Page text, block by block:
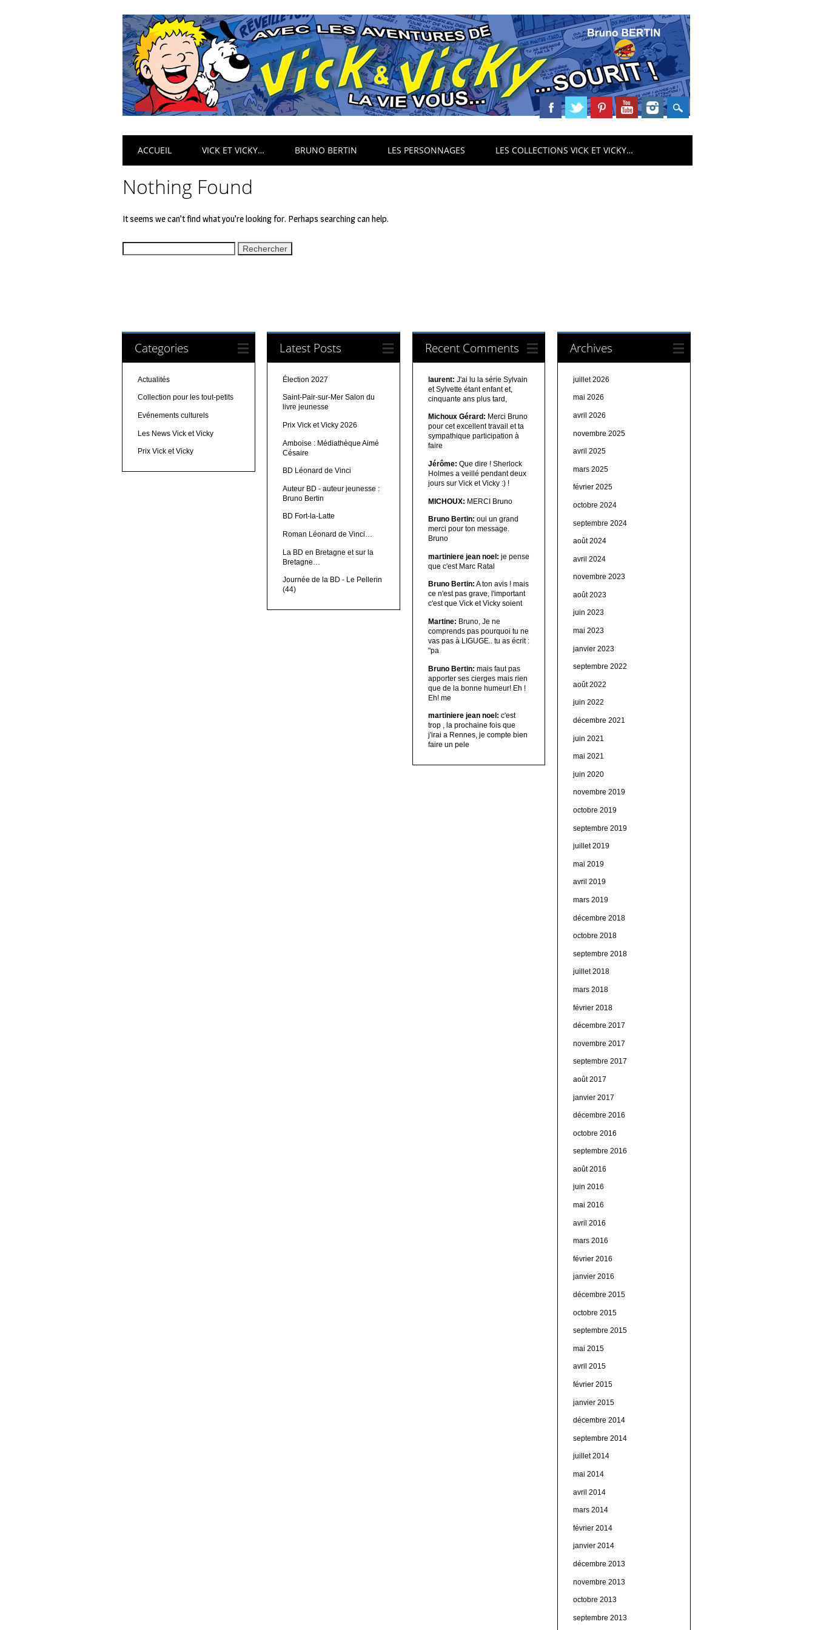
Main menu
ACCUEIL VICK ET VICKY… BRUNO BERTIN LES PERSONNAGES LES COLLECTIONS VICK ET VICKY…
Nothing Found
It seems we can’t find what you’re looking for. Perhaps searching can help.
Categories
Actualités
Collection pour les tout-petits
Evénements culturels
Les News Vick et Vicky
Prix Vick et Vicky
Latest Posts
Élection 2027
Saint-Pair-sur-Mer Salon du
livre jeunesse
Prix Vick et Vicky 2026
Amboise : Médiathèque Aimé
Césaire
BD Léonard de Vinci
Auteur BD - auteur jeunesse :
Bruno Bertin
BD Fort-la-Latte
Roman Léonard de Vinci…
La BD en Bretagne et sur la
Bretagne…
Journée de la BD - Le Pellerin
(44)
Recent Comments
laurent: J'ai lu la série Sylvain
et Sylvette étant enfant et,
cinquante ans plus tard,
Michoux Gérard: Merci Bruno
pour cet excellent travail et ta
sympathique participation à
faire
Jérôme: Que dire ! Sherlock
Holmes a veillé pendant deux
jours sur Vick et Vicky :) !
MICHOUX: MERCI Bruno
Bruno Bertin: oui un grand
merci pour ton message.
Bruno
martiniere jean noel: je pense
que c'est Marc Ratal
Bruno Bertin: A ton avis ! mais
ce n'est pas grave, l'important
c'est que Vick et Vicky soient
Martine: Bruno, Je ne
comprends pas pourquoi tu ne
vas pas à LIGUGE.. tu as écrit :
"pa
Bruno Bertin: mais faut pas
apporter ses cierges mais rien
que de la bonne humeur! Eh !
Eh! me
martiniere jean noel: c'est
trop , la prochaine fois que
j'irai a Rennes, je compte bien
faire un pele
Archives
juillet 2026
mai 2026
avril 2026
novembre 2025
avril 2025
mars 2025
février 2025
octobre 2024
septembre 2024
août 2024
avril 2024
novembre 2023
août 2023
juin 2023
mai 2023
janvier 2023
septembre 2022
août 2022
juin 2022
décembre 2021
juin 2021
mai 2021
juin 2020
novembre 2019
octobre 2019
septembre 2019
juillet 2019
mai 2019
avril 2019
mars 2019
décembre 2018
octobre 2018
septembre 2018
juillet 2018
mars 2018
février 2018
décembre 2017
novembre 2017
septembre 2017
août 2017
janvier 2017
décembre 2016
octobre 2016
septembre 2016
août 2016
juin 2016
mai 2016
avril 2016
mars 2016
février 2016
janvier 2016
décembre 2015
octobre 2015
septembre 2015
mai 2015
avril 2015
février 2015
janvier 2015
décembre 2014
septembre 2014
juillet 2014
mai 2014
avril 2014
mars 2014
février 2014
janvier 2014
décembre 2013
novembre 2013
octobre 2013
septembre 2013